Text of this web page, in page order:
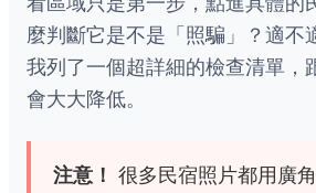
麼判斷它是不是「照騙」？適不
我列了一個超詳細的檢查清單，
會大大降低。
注意！ 很多民宿照片都用廣